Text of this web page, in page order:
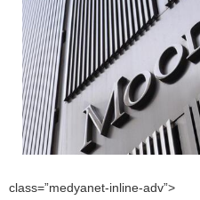
class=”medyanet-inline-adv”>